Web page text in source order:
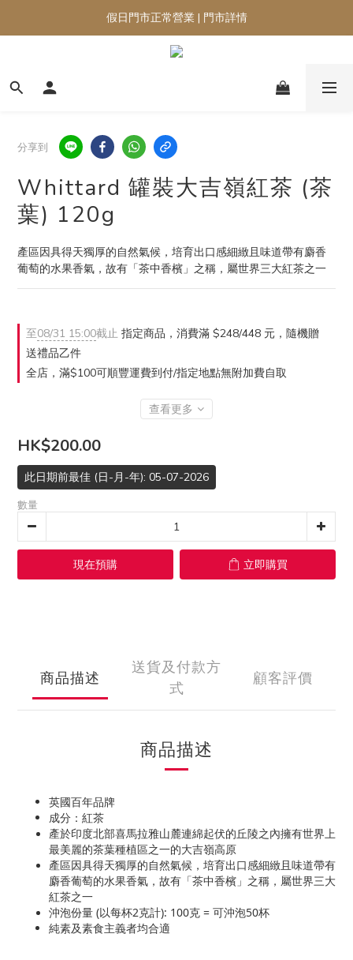
假日門市正常營業 | 門市詳情
分享到
Whittard 罐裝大吉嶺紅茶 (茶
葉) 120g
產區因具得天獨厚的自然氣候，培育出口感細緻且味道帶有麝香
葡萄的水果香氣，故有「茶中香檳」之稱，屬世界三大紅茶之一
至08/31 15:00截止 指定商品，消費滿 $248/448 元，隨機贈
送禮品乙件
全店，滿$100可順豐運費到付/指定地點無附加費自取
查看更多
HK$200.00
此日期前最佳 (日-月-年): 05-07-2026
數量
現在預購 立即購買
商品描述
送貨及付款方
式
顧客評價
商品描述
英國百年品牌
成分：紅茶
產於印度北部喜馬拉雅山麓連綿起伏的丘陵之內擁有世界上
最美麗的茶葉種植區之一的大吉嶺高原
產區因具得天獨厚的自然氣候，培育出口感細緻且味道帶有
麝香葡萄的水果香氣，故有「茶中香檳」之稱，屬世界三大
紅茶之一
沖泡份量 (以每杯2克計): 100克 = 可沖泡50杯
純素及素食主義者均合適